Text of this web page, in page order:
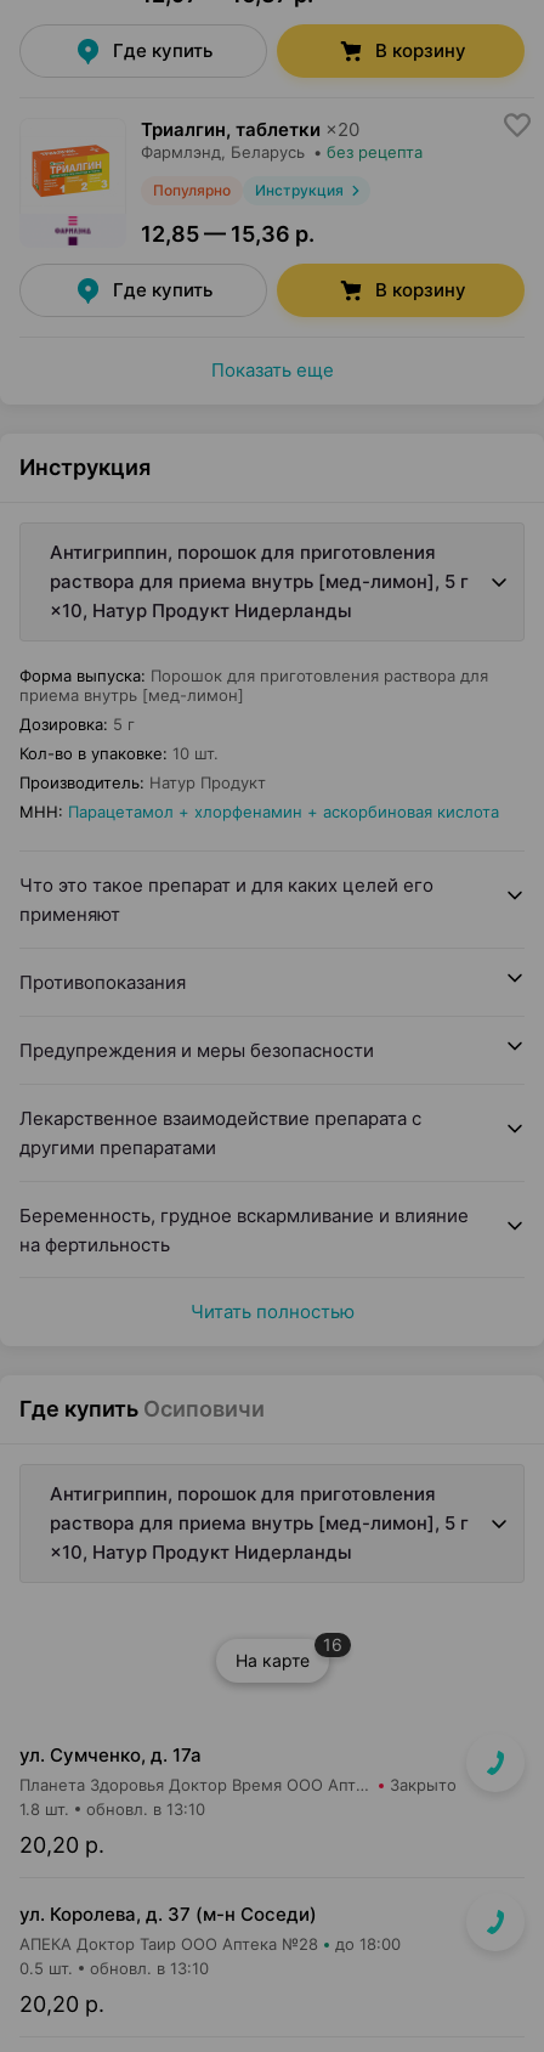
Где купить В корзину
Триалгин, таблетки ×20
Фармлэнд , Беларусь • без рецепта
Популярно Инструкция
12,85 — 15,36 р.
Где купить В корзину
Показать еще
Инструкция
Антигриппин, порошок для приготовления
раствора для приема внутрь [мед-лимон], 5 г
×10, Натур Продукт Нидерланды
Форма выпуска: Порошок для приготовления раствора для
приема внутрь [мед-лимон]
Дозировка: 5 г
Кол-во в упаковке: 10 шт.
Производитель: Натур Продукт
МНН: Парацетамол + хлорфенамин + аскорбиновая кислота
Что это такое препарат и для каких целей его
применяют
Противопоказания
Предупреждения и меры безопасности
Лекарственное взаимодействие препарата с
другими препаратами
Беременность, грудное вскармливание и влияние
на фертильность
Читать полностью
Где купить Осиповичи
Антигриппин, порошок для приготовления
раствора для приема внутрь [мед-лимон], 5 г
×10, Натур Продукт Нидерланды
На карте
16
ул. Сумченко, д. 17а
Планета Здоровья Доктор Время ООО Аптека №42 Закрыто
20,20 р.
1.8 шт. обновл. в 13:10
ул. Королева, д. 37 (м-н Соседи)
АПЕКА Доктор Таир ООО Аптека №28 до 18:00
20,20 р.
0.5 шт. обновл. в 13:10